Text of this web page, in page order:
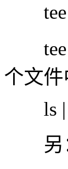
tee -
tee
个文件
ls |
另：